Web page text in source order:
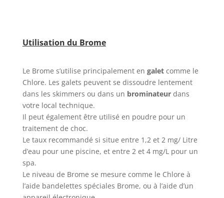
Utilisation du Brome
Le Brome s’utilise principalement en galetcomme le
Chlore. Les galets peuvent se dissoudre lentement
dans les skimmers ou dans un brominateurdans
votre local technique.
Il peut également être utilisé en poudre pour un
traitement de choc.
Le taux recommandé si situe entre 1,2 et 2 mg/ Litre
d’eau pour une piscine, et entre 2 et 4 mg/L pour un
spa.
Le niveau de Brome se mesure comme le Chlore à
l’aide bandelettes spéciales Brome, ou à l’aide d’un